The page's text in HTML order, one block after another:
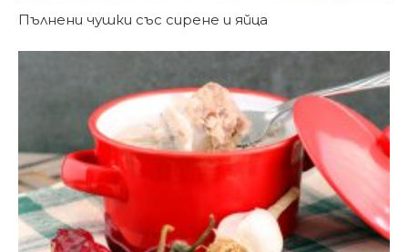
Пълнени чушки със сирене и яйца